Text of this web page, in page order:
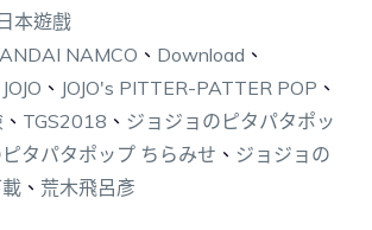
本遊戲
NAMCO 、 Download 、
JOJO 、 JOJO's PITTER-PATTER POP 、
、 TGS2018 、 ジョジョのピタパタポッ
タパタポップ ちらみせ 、 ジョジョの
、 荒木飛呂彥